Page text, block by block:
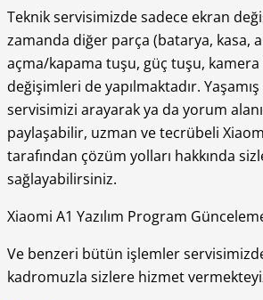
Teknik servisimizde sadece ekran
zamanda diğer parça (batarya, kasa,
açma/kapama tuşu, güç tuşu, kamera
değişimleri de yapılmaktadır.
servisimizi arayarak ya da yorum
paylaşabilir, uzman ve tecrübeli
tarafından çözüm yolları hakkında
sağlayabilirsiniz.
Xiaomi A1 Yazılım Program
Ve benzeri bütün işlemler
kadromuzla sizlere hizmet